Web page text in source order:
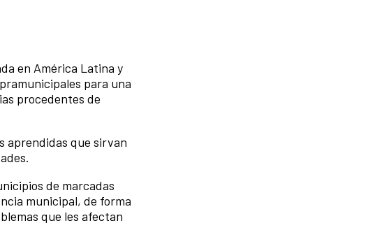
en América Latina y
para una
procedentes de
aprendidas que sirvan
de marcadas
municipal, de forma
que les afectan